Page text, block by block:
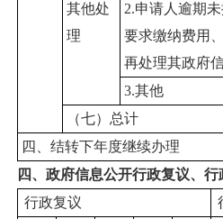
其他处
理
2.申请人逾期
要求缴纳费用
再处理其政府
3.其他
（七）总计
四、结转下年度继续办理
四、政府信息公开行政复议、行
行政复议